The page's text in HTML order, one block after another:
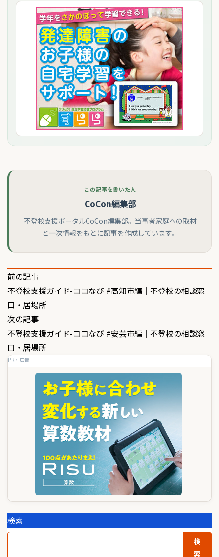
この記事を書いた人
CoCon編集部
不登校支援ポータルCoCon編集部。当事者家庭への取材
と一次情報をもとに記事を作成しています。
投
稿
ナ
ビ
ゲ
前の記事
不登校支援ガイド-ココなび #高知市編｜不登校の相談窓
口・居場所
次の記事
不登校支援ガイド-ココなび #安芸市編｜不登校の相談窓
口・居場所
PR・広告
検索
検
索